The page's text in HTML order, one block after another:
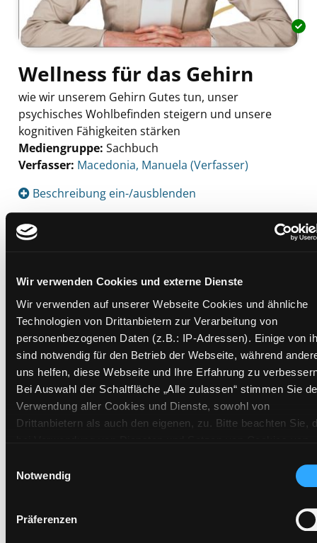
Wir verwenden Cookies und externe Dienste
Wir verwenden auf unserer Webseite Cookies und ähnliche
Technologien von Drittanbietern zur Verarbeitung von
personenbezogenen Daten (z.B.: IP-Adressen). Einige von
sind notwendig für den Betrieb der Webseite, während
uns helfen, diese Webseite und Ihre Erfahrung zu
Bei Auswahl der Schaltfläche „Alle zulassen“ stimmen Sie
Verwendung aller Cookies und Dienste, sowohl von
Drittanbietern als auch den eigenen, zu. Bitte beachten Sie,
(Länder außerhalb des EWR ohne adäquates
Datenschutzniveau) stattfinden kann. In diesem
ausgeschlossen werden. Eine Verarbeitung durch solche
Notwendig
Präferenzen
Wellness für das Gehirn
wie wir unserem Gehirn Gutes tun, unser
psychisches Wohlbefinden steigern und unsere
kognitiven Fähigkeiten stärken
Mediengruppe: Sachbuch
Verfasser: Suche nach diesem Verfasser
Macedonia, Manuela (Verfasser)
Beschreibung ein-/ausblenden
Mehr Informationen ein-/ausblenden
Exemplare
Zweigstelle: West - Eggenberg
Signatur:PP.CG MAC
Standort 2: Ausleihe
Status: Entliehen
Vorbestellungen: 0
Mediengruppe: Sachbuch